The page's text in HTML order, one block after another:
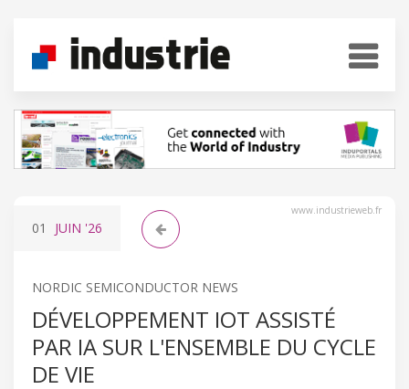
www.industrieweb.fr
01 JUIN '26
NORDIC SEMICONDUCTOR NEWS
DÉVELOPPEMENT IOT ASSISTÉ
PAR IA SUR L'ENSEMBLE DU CYCLE
DE VIE